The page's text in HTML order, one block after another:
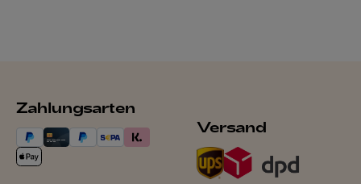
Zahlungsarten
Versand